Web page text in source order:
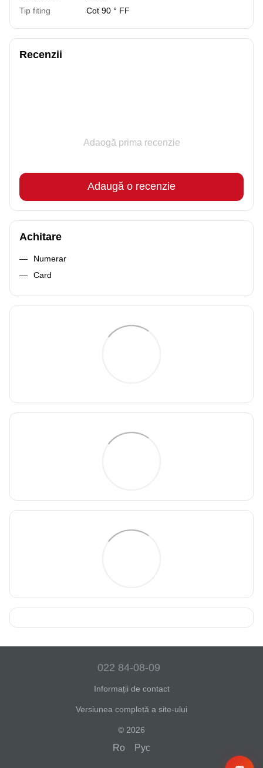
Tip fiting
Cot 90 ° FF
Recenzii
Adaogă prima recenzie
Adaugă o recenzie
Achitare
Numerar
Card
022 84-08-09
Informații de contact
Versiunea completă a site-ului
© 2026
Ro Рус